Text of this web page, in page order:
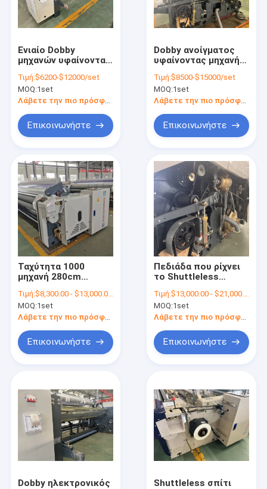
προϊόντα
Σχετικά με εμάς
επαφή
Αεριωθούμενοι αργαλειοί αέρα
Μηχανή υφαίνοντας αργαλειών
Ανταλλακτικά αργαλειών προβολών ύδατος
Υφαίνοντας μηχανή υφάσματος
Ηλεκτρονικός Dobby αργαλειός
Μη υφαμένα μηχανήματα
Ενιαίο Dobby
μηχανών υφαίνοντας
που ρίχνει το διπλό
αργαλειό δύναμης
προβολών ύδατος
Τιμή:$6200-$12000/set
MOQ:1set
Λάβετε την πιο πρόσφατη τιμή
Επικοινωνήστε
Dobby ανοίγματος
υφαίνοντας μηχανή
περιστροφής/λεπτό
μηχανών 4.5KW 1000
αργαλειών υφαντική
Τιμή:$8500-$15000/set
MOQ:1set
Λάβετε την πιο πρόσφατη τιμή
Επικοινωνήστε
Ταχύτητα 1000
μηχανή 280cm
αργαλειών
περιστροφής/λεπτό
Dobby υφαντική
ύδατος ανοίγματος
Τιμή:$8,300.00 - $13,000.00/sets
MOQ:1set
Λάβετε την πιο πρόσφατη τιμή
Επικοινωνήστε
Πεδιάδα που ρίχνει
το Shuttleless
προϊόν 230cm
υφαίνοντας μηχανών
προβολών ύδατος
Τιμή:$13,000.00 - $21,000.00/sets
MOQ:1set
Λάβετε την πιο πρόσφατη τιμή
Επικοινωνήστε
Dobby ηλεκτρονικός
Shuttleless σπίτι